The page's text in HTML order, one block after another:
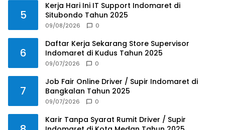
5
Kerja Hari Ini IT Support Indomaret di
Situbondo Tahun 2025
09/08/2026 0
6
Daftar Kerja Sekarang Store Supervisor
Indomaret di Kudus Tahun 2025
09/07/2026 0
7
Job Fair Online Driver / Supir Indomaret di
Bangkalan Tahun 2025
09/07/2026 0
Karir Tanpa Syarat Rumit Driver / Supir